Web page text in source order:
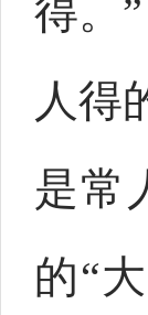
得。
人得
是常
的“